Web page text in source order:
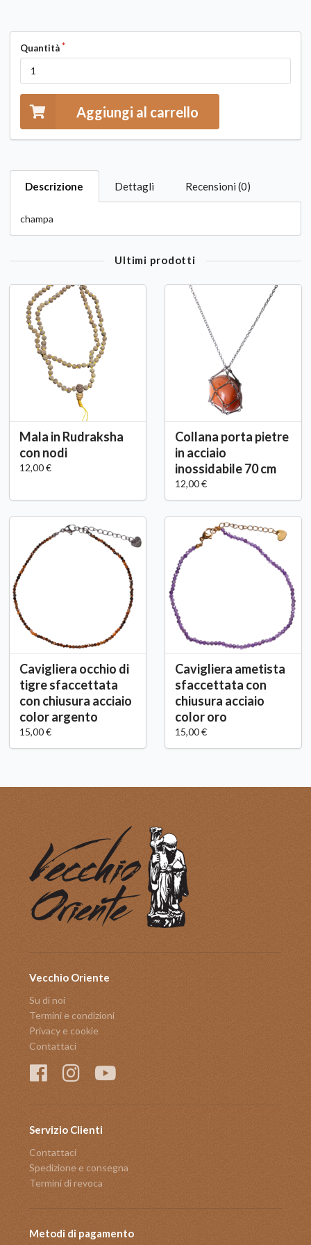
Quantità
Aggiungi al carrello
Descrizione Dettagli Recensioni (0)
champa
Ultimi prodotti
Mala in Rudraksha
con nodi
12,00 €
Collana porta pietre
in acciaio
inossidabile 70 cm
12,00 €
Cavigliera occhio di
tigre sfaccettata
con chiusura acciaio
color argento
15,00 €
Cavigliera ametista
sfaccettata con
chiusura acciaio
color oro
15,00 €
Vecchio Oriente
Su di noi
Termini e condizioni
Privacy e cookie
Contattaci
Servizio Clienti
Contattaci
Spedizione e consegna
Termini di revoca
Metodi di pagamento